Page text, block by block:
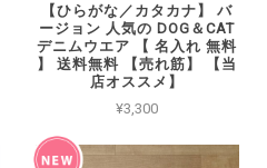
【ひらがな／カタカナ】 バ
ージョン 人気の DOG＆CAT
デニムウエア 【 名入れ 無料
】 送料無料 【売れ筋】 【当
店オススメ】
¥3,300